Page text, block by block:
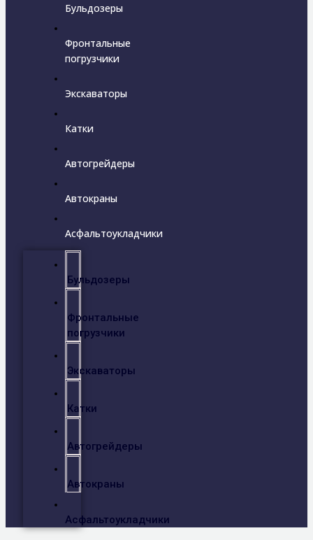
Бульдозеры
Фронтальные
погрузчики
Экскаваторы
Катки
Автогрейдеры
Автокраны
Асфальтоукладчики
Бульдозеры
Фронтальные
погрузчики
Экскаваторы
Катки
Автогрейдеры
Автокраны
Асфальтоукладчики